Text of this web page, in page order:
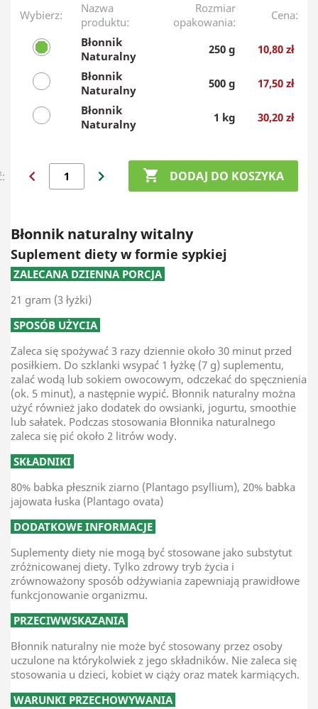
Wybierz:
Nazwa
produktu:
Rozmiar
opakowania:
Cena:
Błonnik
Naturalny
250 g
10,80 zł
Błonnik
Naturalny
500 g
17,50 zł
Błonnik
Naturalny
1 kg 30,20 zł
chevron_left chevron_right  DODAJ DO KOSZYKA
Błonnik naturalny witalny
Suplement diety w formie sypkiej
ZALECANA DZIENNA PORCJA
21 gram (3 łyżki)
SPOSÓB UŻYCIA
Zaleca się spożywać 3 razy dziennie około 30 minut przed
posiłkiem. Do szklanki wsypać 1 łyżkę (7 g) suplementu,
zalać wodą lub sokiem owocowym, odczekać do spęcznienia
(ok. 5 minut), a następnie wypić. Błonnik naturalny można
użyć również jako dodatek do owsianki, jogurtu, smoothie
lub sałatek. Podczas stosowania Błonnika naturalnego
zaleca się pić około 2 litrów wody.
SKŁADNIKI
80% babka płesznik ziarno (Plantago psyllium), 20% babka
jajowata łuska (Plantago ovata)
DODATKOWE INFORMACJE
Suplementy diety nie mogą być stosowane jako substytut
zróżnicowanej diety. Tylko zdrowy tryb życia i
zrównoważony sposób odżywiania zapewniają prawidłowe
funkcjonowanie organizmu.
PRZECIWWSKAZANIA
Błonnik naturalny nie może być stosowany przez osoby
uczulone na którykolwiek z jego składników. Nie zaleca się
stosowania u dzieci, kobiet w ciąży oraz matek karmiących.
WARUNKI PRZECHOWYWANIA